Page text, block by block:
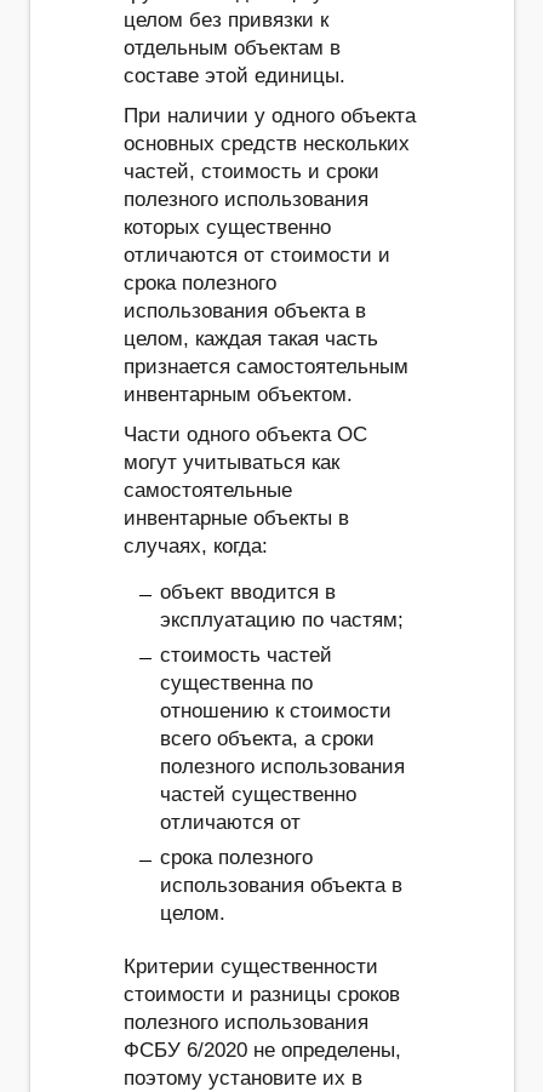
целом без привязки к
отдельным объектам в
составе этой единицы.
При наличии у одного объекта
основных средств нескольких
частей, стоимость и сроки
полезного использования
которых существенно
отличаются от стоимости и
срока полезного
использования объекта в
целом, каждая такая часть
признается самостоятельным
инвентарным объектом.
Части одного объекта ОС
могут учитываться как
самостоятельные
инвентарные объекты в
случаях, когда:
объект вводится в
эксплуатацию по частям;
стоимость частей
существенна по
отношению к стоимости
всего объекта, а сроки
полезного использования
частей существенно
отличаются от
срока полезного
использования объекта в
целом.
Критерии существенности
стоимости и разницы сроков
полезного использования
ФСБУ 6/2020 не определены,
поэтому установите их в